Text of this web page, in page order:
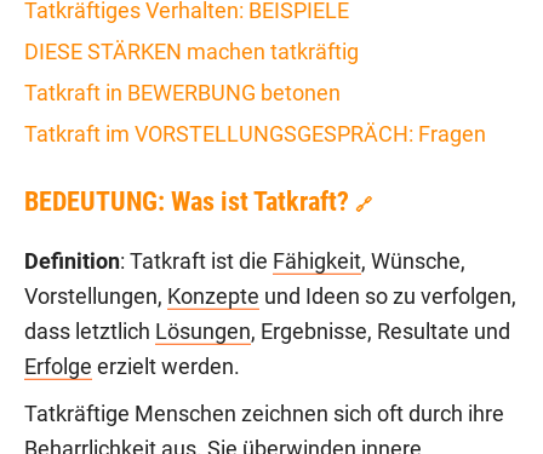
Tatkräftiges Verhalten: BEISPIELE
DIESE STÄRKEN machen tatkräftig
Tatkraft in BEWERBUNG betonen
Tatkraft im VORSTELLUNGSGESPRÄCH: Fragen
BEDEUTUNG: Was ist Tatkraft? 🔗
Definition: Tatkraft ist die Fähigkeit, Wünsche,
Vorstellungen, Konzepte und Ideen so zu verfolgen,
dass letztlich Lösungen, Ergebnisse, Resultate und
Erfolge erzielt werden.
Tatkräftige Menschen zeichnen sich oft durch ihre
Beharrlichkeit aus. Sie überwinden innere